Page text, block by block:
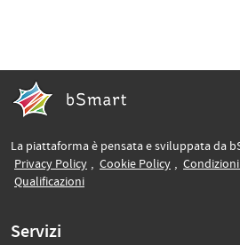
La piattaforma è pensata e sviluppata da
Privacy Policy(si apre in un’altra scheda)
, Cookie Policy(si apre in
, Condizioni
Qualificazioni(si apre in un’altra scheda)
Servizi